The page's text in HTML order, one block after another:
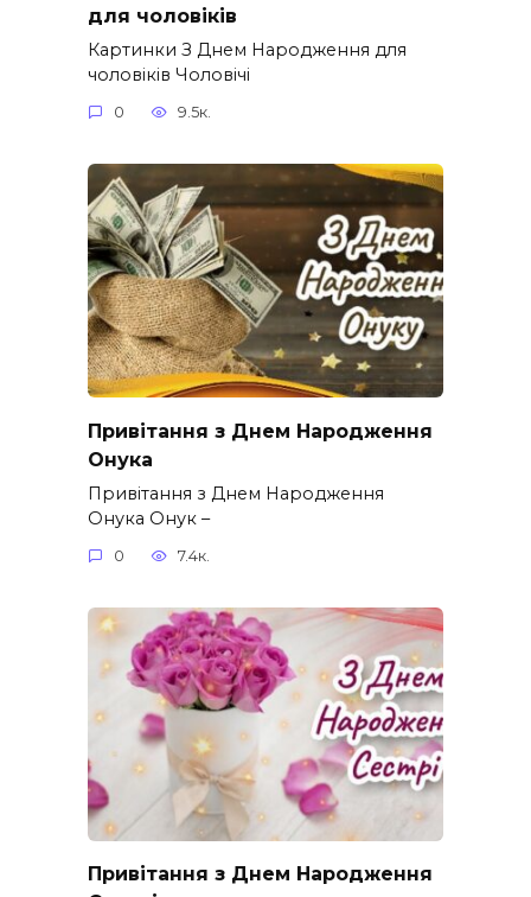
для чоловіків​
Картинки З Днем Народження для
чоловіків​ Чоловічі
0 9.5к.
Привітання з Днем Народження
Онука
Привітання з Днем Народження
Онука Онук –
0 7.4к.
Привітання з Днем Народження